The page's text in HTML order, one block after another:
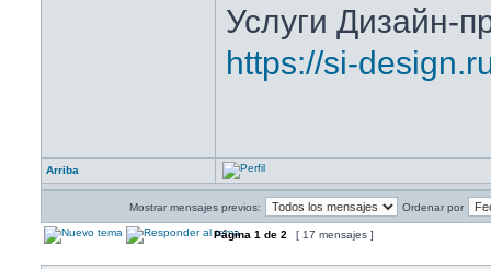
Услуги Дизайн-
https://si-
Arriba
Mostrar mensajes previos: Ordenar por
Página 1 de 2 [ 17 mensajes ]